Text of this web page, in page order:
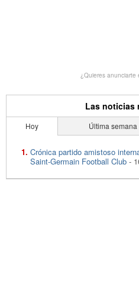
¿Quieres anunciarte
Las noticias
Hoy Última semana
Crónica partido amistoso
Saint-Germain Football Club -